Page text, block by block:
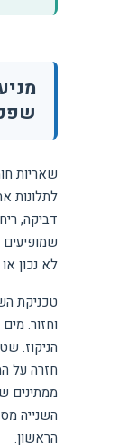
שאריות
לתלונות
דביקה,
לא נכון
טכניקת
וחזור.
הניקוז.
חזרה על
ממתינים
השנייה
הראשון.